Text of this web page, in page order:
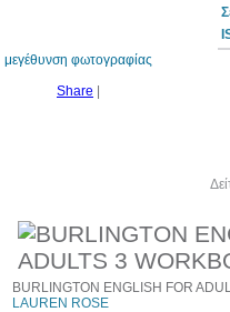
μεγέθυνση φωτογραφίας
Share
BURLINGTON ENGLISH FOR
LAUREN ROSE